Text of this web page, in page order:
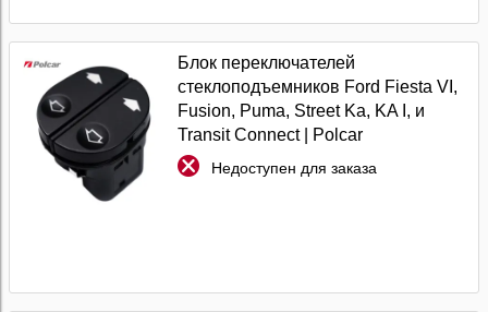
Блок переключателей
стеклоподъемников Ford Fiesta VI,
Fusion, Puma, Street Ka, KA I, и
Transit Connect | Polcar
Недоступен для заказа